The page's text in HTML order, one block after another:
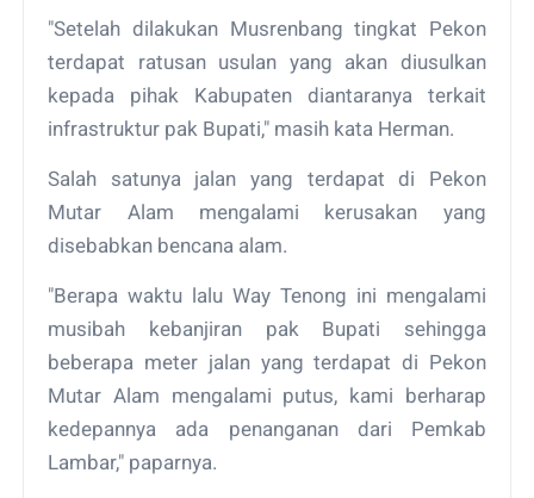
"Setelah dilakukan Musrenbang tingkat Pekon
terdapat ratusan usulan yang akan diusulkan
kepada pihak Kabupaten diantaranya terkait
infrastruktur pak Bupati," masih kata Herman.
Salah satunya jalan yang terdapat di Pekon
Mutar Alam mengalami kerusakan yang
disebabkan bencana alam.
"Berapa waktu lalu Way Tenong ini mengalami
musibah kebanjiran pak Bupati sehingga
beberapa meter jalan yang terdapat di Pekon
Mutar Alam mengalami putus, kami berharap
kedepannya ada penanganan dari Pemkab
Lambar," paparnya.